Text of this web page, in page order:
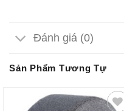
Đánh giá (0)
Sản Phẩm Tương Tự